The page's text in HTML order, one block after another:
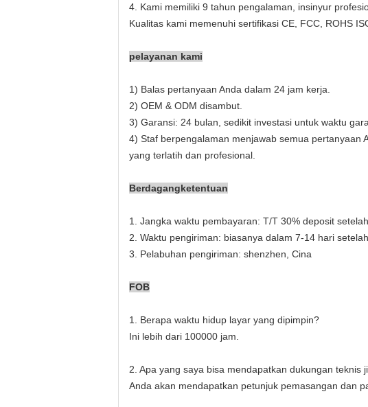
4. Kami memiliki 9 tahun pengalaman, insinyur
Kualitas kami memenuhi sertifikasi CE, FCC, ROHS
pelayanan kami
1) Balas pertanyaan Anda dalam 24 jam kerja.
2) OEM & ODM disambut.
3) Garansi: 24 bulan, sedikit investasi untuk waktu
4) Staf berpengalaman menjawab semua pertanyaan
yang terlatih dan profesional.
Berdagangketentuan
1. Jangka waktu pembayaran: T/T 30% deposit
2. Waktu pengiriman: biasanya dalam 7-14 hari
3. Pelabuhan pengiriman: shenzhen, Cina
FOB
1. Berapa waktu hidup layar yang dipimpin?
Ini lebih dari 100000 jam.
2. Apa yang saya bisa mendapatkan dukungan teknis
Anda akan mendapatkan petunjuk pemasangan dan